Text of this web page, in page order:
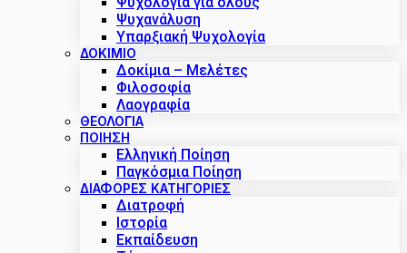
Ψυχανάλυση
Υπαρξιακή Ψυχολογία
ΔΟΚΊΜΙΟ
Δοκίμια – Μελέτες
Φιλοσοφία
Λαογραφία
ΘΕΟΛΟΓΙΑ
ΠΟΙΗΣΗ
Ελληνική Ποίηση
Παγκόσμια Ποίηση
ΔΙΑΦΟΡΕΣ ΚΑΤΗΓΟΡΙΕΣ
Διατροφή
Ιστορία
Εκπαίδευση